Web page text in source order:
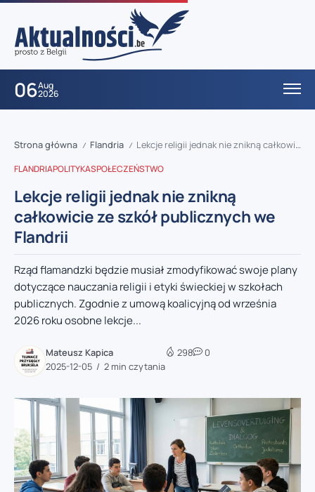
06Aug
2026
Strona główna / Flandria / Lekcje religii jednak nie znikną całkowicie ze szkół publicznych we Flandrii
FLANDRIAPOLITYKASPOŁECZEŃSTWO
Lekcje religii jednak nie znikną
całkowicie ze szkół publicznych we
Flandrii
Rząd flamandzki będzie musiał zmodyfikować swoje plany
dotyczące nauczania religii i etyki świeckiej w szkołach
publicznych. Zgodnie z umową koalicyjną od września
2026 roku osobne lekcje...
Mateusz Kapica
2025-12-05
2 min czytania
298 0